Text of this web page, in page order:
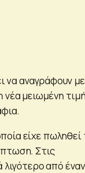
να αναγράφουν με
νέα μειωμένη
είχε πωληθεί
Στις
από έναν